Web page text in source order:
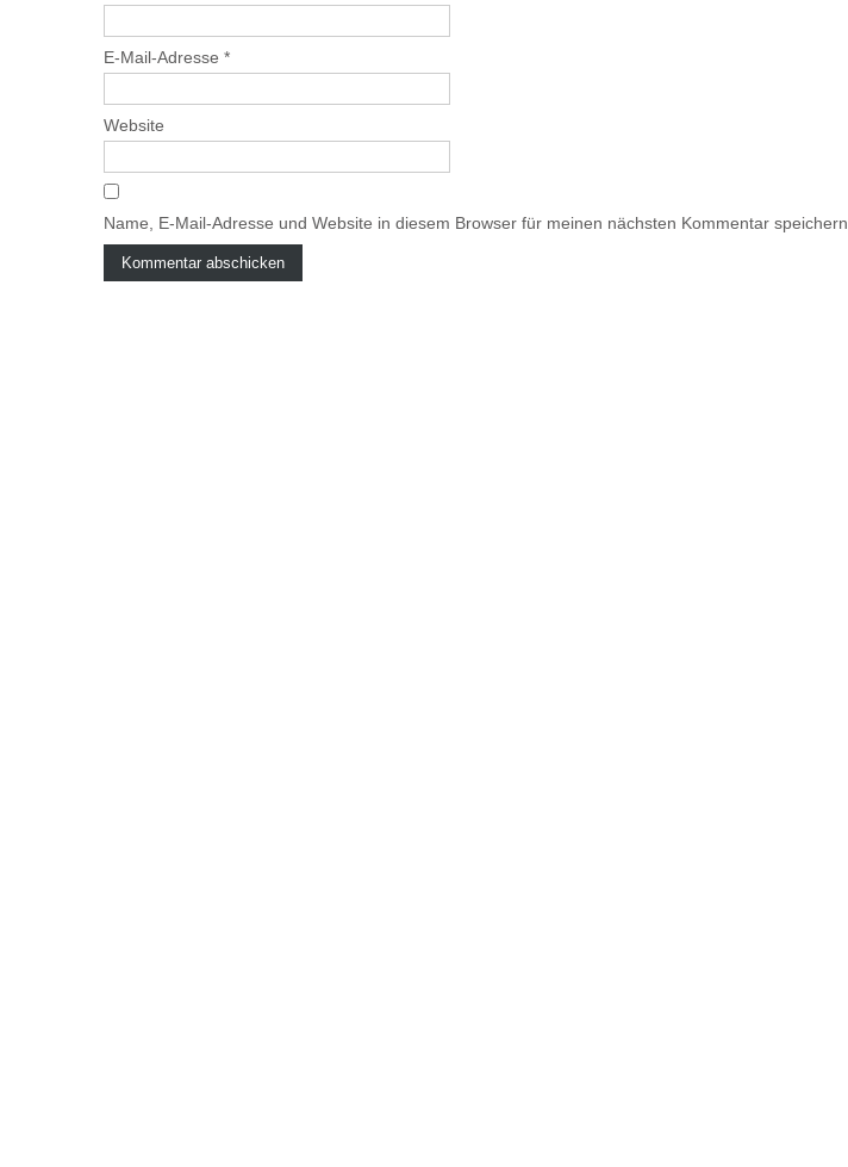
E-Mail-Adresse *
Website
Name, E-Mail-Adresse und Website in diesem Browser für meinen nächsten Kommentar speichern.